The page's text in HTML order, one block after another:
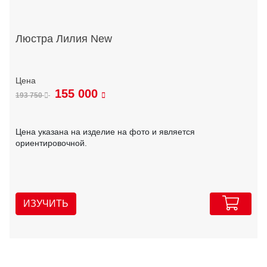
Люстра Лилия New
193 750 155 000
Цена указана на изделие на фото и является
ориентировочной.
ИЗУЧИТЬ